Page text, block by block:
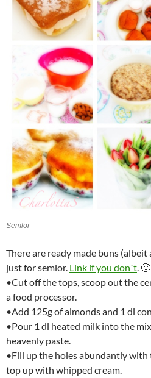
Semlor
There are ready made buns
just for semlor. Link if you don´t. 🙂
•Cut off the tops, scoop out the
a food processor.
•Add 125g of almonds and 1 dl
•Pour 1 dl heated milk into the
heavenly paste.
•Fill up the holes abundantly with
top up with whipped cream.